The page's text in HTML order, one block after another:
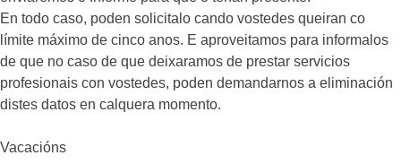
En todo caso, poden solicitalo cando vostedes queiran co
límite máximo de cinco anos. E aproveitamos para informalos
de que no caso de que deixaramos de prestar servicios
profesionais con vostedes, poden demandarnos a eliminación
distes datos en calquera momento.
Vacacións